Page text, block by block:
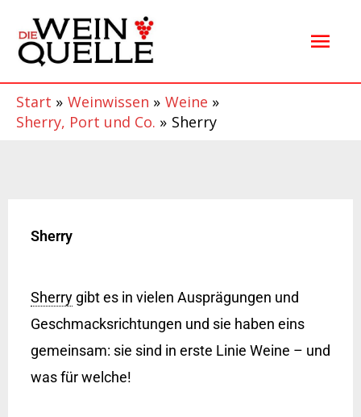
Inhalt
springen
Start Weinwissen
Weine
Sherry, Port und Co.
Sherry
Sherry
Sherrygibt es in vielen Ausprägungen und
Geschmacksrichtungen und sie haben eins
gemeinsam: sie sind in erste Linie Weine – und
was für welche!